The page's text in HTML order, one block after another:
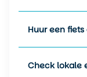
wil wandelen,
Illinois.
Huur een
Check lokale